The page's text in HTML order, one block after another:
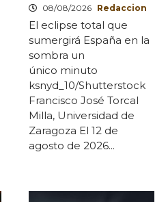
08/08/2026 Redaccion
El eclipse total que
sumergirá España en la
sombra un
único minuto
ksnyd_10/Shutterstock
Francisco José Torcal
Milla, Universidad de
Zaragoza El 12 de
agosto de 2026...